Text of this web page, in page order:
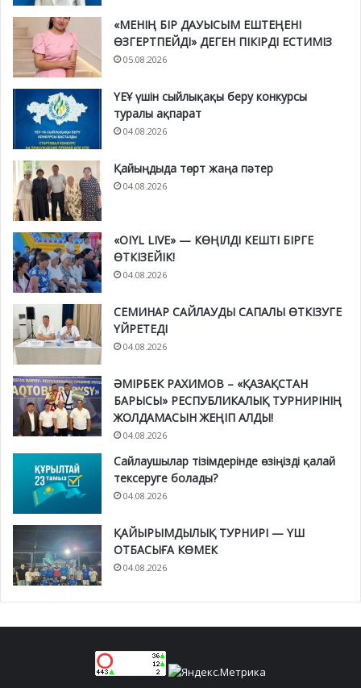
«МЕНІҢ БІР ДАУЫСЫМ ЕШТЕҢЕНІ
ӨЗГЕРТПЕЙДІ» ДЕГЕН ПІКІРДІ ЕСТИМІЗ
05.08.2026
ҮЕҰ үшін сыйлықақы беру конкурсы
туралы ақпарат
04.08.2026
Қайыңдыда төрт жаңа пәтер
04.08.2026
«OIYL LIVE» — КӨҢІЛДІ КЕШТІ БІРГЕ
ӨТКІЗЕЙІК!
04.08.2026
СЕМИНАР САЙЛАУДЫ САПАЛЫ ӨТКІЗУГЕ
ҮЙРЕТЕДІ
04.08.2026
ӘМІРБЕК РАХИМОВ – «ҚАЗАҚСТАН
БАРЫСЫ» РЕСПУБЛИКАЛЫҚ ТУРНИРІНІҢ
ЖОЛДАМАСЫН ЖЕҢІП АЛДЫ!
04.08.2026
Сайлаушылар тізімдерінде өзіңізді қалай
тексеруге болады?
04.08.2026
ҚАЙЫРЫМДЫЛЫҚ ТУРНИРІ — ҮШ
ОТБАСЫҒА КӨМЕК
04.08.2026